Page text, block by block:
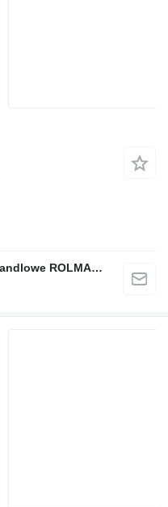
Przedsiębiorstwo Produkcyjno-Handlowe ROLMAPOL Marcin Dziekan